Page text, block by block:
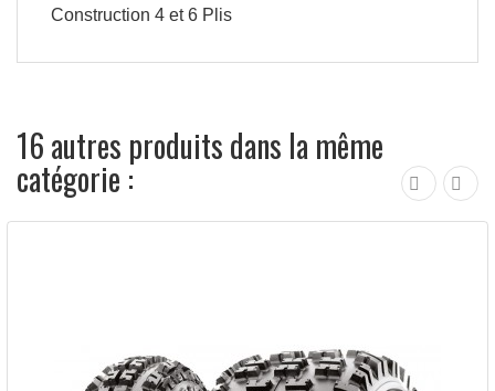
Construction 4 et 6 Plis
16 autres produits dans la même
catégorie :